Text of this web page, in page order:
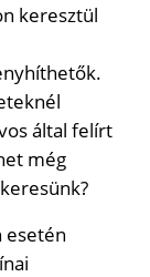
keresztül
által felírt
még
esetén